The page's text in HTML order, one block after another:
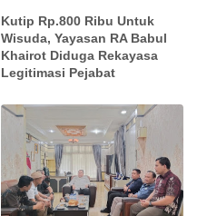
Kutip Rp.800 Ribu Untuk
Wisuda, Yayasan RA Babul
Khairot Diduga Rekayasa
Legitimasi Pejabat